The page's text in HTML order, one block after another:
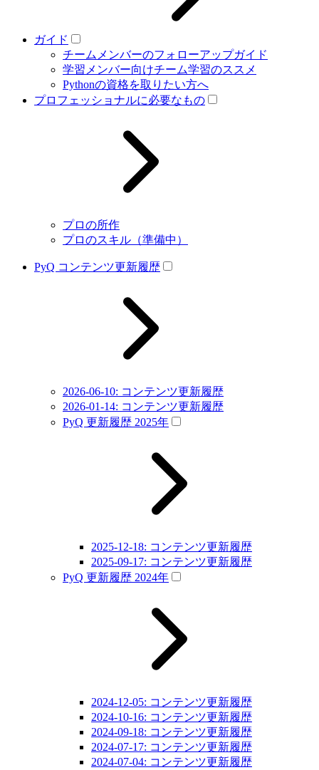
ガイド
チームメンバーのフォローアップガイド
学習メンバー向けチーム学習のススメ
Pythonの資格を取りたい方へ
プロフェッショナルに必要なもの
プロの所作
プロのスキル（準備中）
PyQ コンテンツ更新履歴
2026-06-10: コンテンツ更新履歴
2026-01-14: コンテンツ更新履歴
PyQ 更新履歴 2025年
2025-12-18: コンテンツ更新履歴
2025-09-17: コンテンツ更新履歴
PyQ 更新履歴 2024年
2024-12-05: コンテンツ更新履歴
2024-10-16: コンテンツ更新履歴
2024-09-18: コンテンツ更新履歴
2024-07-17: コンテンツ更新履歴
2024-07-04: コンテンツ更新履歴